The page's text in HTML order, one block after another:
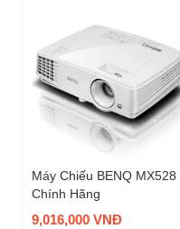
Máy Chiếu BENQ MX528
Chính Hãng
9,016,000 VNĐ